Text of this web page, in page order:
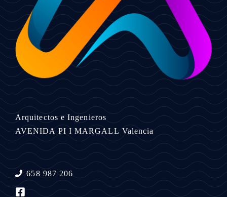
Arquitectos e Ingenieros
AVENIDA PI I MARGALL Valencia
658 987 206